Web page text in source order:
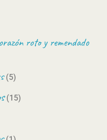
roto y remendado
(5)
(15)